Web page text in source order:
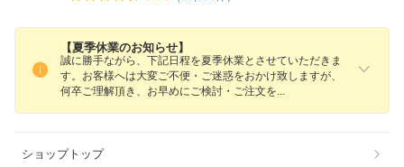
【夏季休業のお知らせ】
誠に勝手ながら、下記日程を夏季休業とさせていただきま
す。お客様へは大変ご不便・ご迷惑をおかけ致しますが、
何卒ご理解頂き、お早めにご検討・ご注文を
ショップトップ